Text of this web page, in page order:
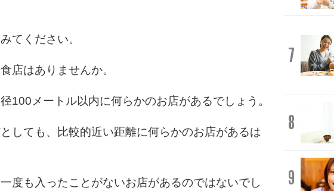
てください。
店はありませんか。
100メートル以内に何らかのお店があるでしょう。
しても、比較的近い距離に何らかのお店があるは
度も入ったことがないお店があるのではないでし
7
8
9